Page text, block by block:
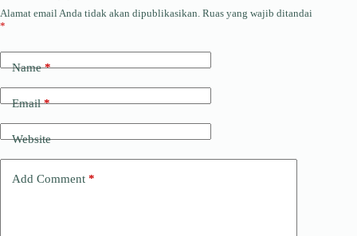
Alamat email Anda tidak akan dipublikasikan. Ruas yang wajib ditandai
*
Name*
Email*
Website
Add Comment *